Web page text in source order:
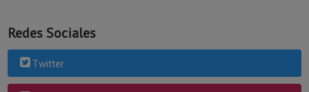
Redes Sociales
Twitter